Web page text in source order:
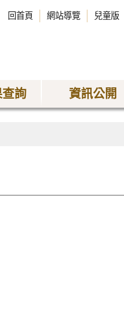
回首頁 網站導覽 兒童版
詢 資訊公開